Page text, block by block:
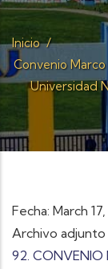
Inicio /
Convenio
Universidad
Fecha: March
Archivo adjunto
92. CONVENIO